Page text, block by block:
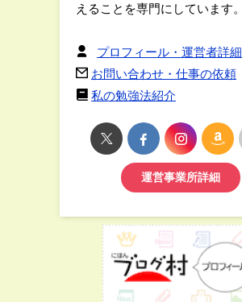
えることを専門にしています。
プロフィール・運営者詳細
お問い合わせ・仕事の依頼
私の勉強法紹介
運営事業所詳細